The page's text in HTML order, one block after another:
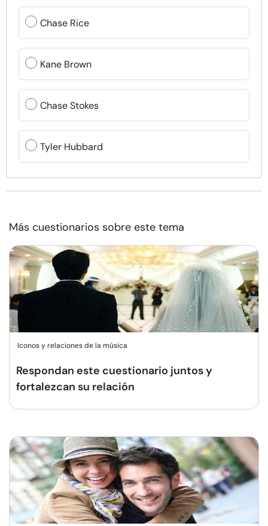
Chase Rice
Kane Brown
Chase Stokes
Tyler Hubbard
Más cuestionarios sobre este tema
Iconos y relaciones de la música
Respondan este cuestionario juntos y
fortalezcan su relación